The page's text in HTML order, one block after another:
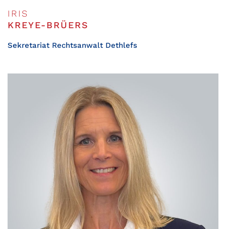
IRIS
KREYE-BRÜERS
Sekretariat Rechtsanwalt Dethlefs